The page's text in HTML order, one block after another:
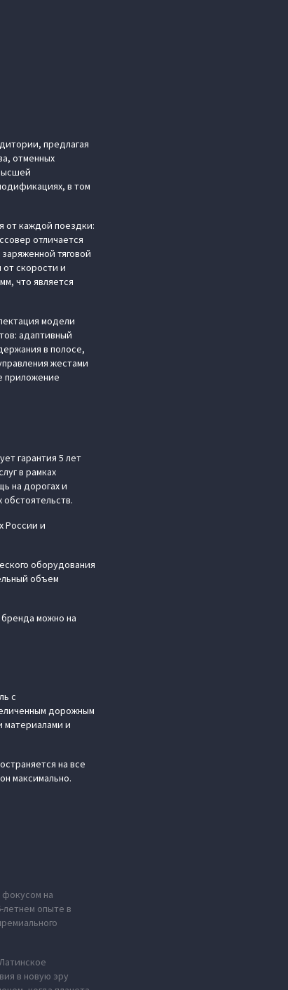
предлагая
отменных
в том
от каждой поездки:
отличается
тяговой
скорости и
что является
модели
адаптивный
в полосе,
жестами
приложение
гарантия 5 лет
в рамках
на дорогах и
России и
оборудования
объем
можно на
c
дорожным
материалами и
на все
максимально.
фокусом на
опыте в
в новую эру